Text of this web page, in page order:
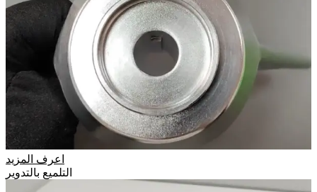
اعرف المزيد
التلميع بالتدوير